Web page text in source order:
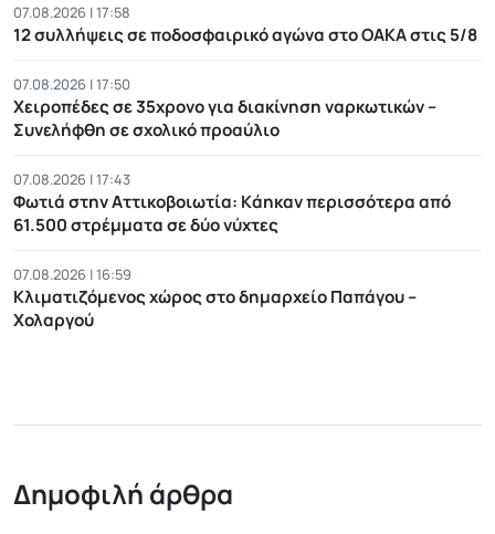
07.08.2026 | 17:58
12 συλλήψεις σε ποδοσφαιρικό αγώνα στο ΟΑΚΑ στις 5/8
07.08.2026 | 17:50
Χειροπέδες σε 35χρονο για διακίνηση ναρκωτικών –
Συνελήφθη σε σχολικό προαύλιο
07.08.2026 | 17:43
Φωτιά στην Αττικοβοιωτία: Kάηκαν περισσότερα από
61.500 στρέμματα σε δύο νύχτες
07.08.2026 | 16:59
Κλιματιζόμενος χώρος στο δημαρχείο Παπάγου –
Χολαργού
Δημοφιλή άρθρα